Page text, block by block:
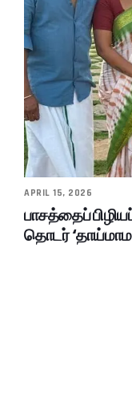
APRIL 15, 2026
பாசத்தைப்
தொடர்